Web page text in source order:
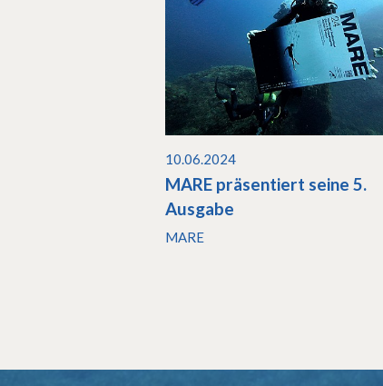
10.06.2024
MARE präsentiert seine 5.
Ausgabe
MARE